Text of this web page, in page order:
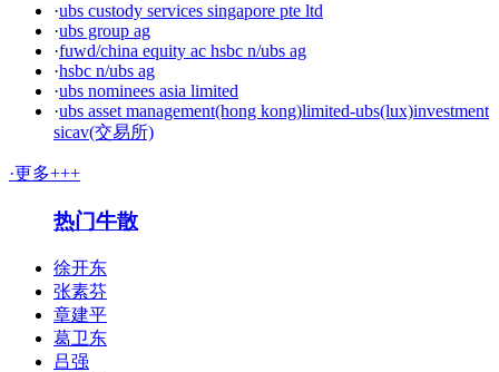
·ubs custody services singapore pte ltd
·ubs group ag
·fuwd/china equity ac hsbc n/ubs ag
·hsbc n/ubs ag
·ubs nominees asia limited
·ubs asset management(hong kong)limited-ubs(lux)investment
sicav(交易所)
·更多+++
热门牛散
徐开东
张素芬
章建平
葛卫东
吕强